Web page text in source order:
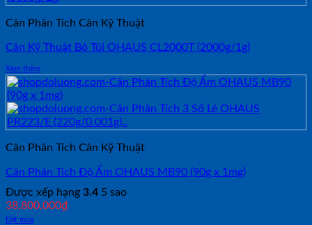
Cân Phân Tích Cân Kỹ Thuật
Cân Kỹ Thuật Bỏ Túi OHAUS CL2000T (2000g/1g)
Xem thêm
Cân Phân Tích Cân Kỹ Thuật
Cân Phân Tích Độ Ẩm OHAUS MB90 (90g x 1mg)
Được xếp hạng 3.4 5 sao
38,800,000₫
Đặt mua